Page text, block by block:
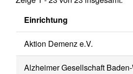
Einrichtung
Aktion Demenz e.V.
Alzheimer Gesellschaft